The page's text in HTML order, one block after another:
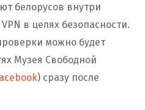
белорусов внутри
в целях безопасности.
можно будет
Музея Свободной
) сразу после